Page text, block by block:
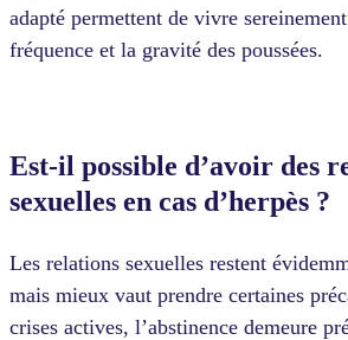
adapté permettent de vivre
fréquence et la gravité des poussées.
Est-il possible d’avoir des
sexuelles en cas d’herpès ?
Les relations sexuelles restent
mais mieux vaut prendre certaines
crises actives, l’abstinence demeure